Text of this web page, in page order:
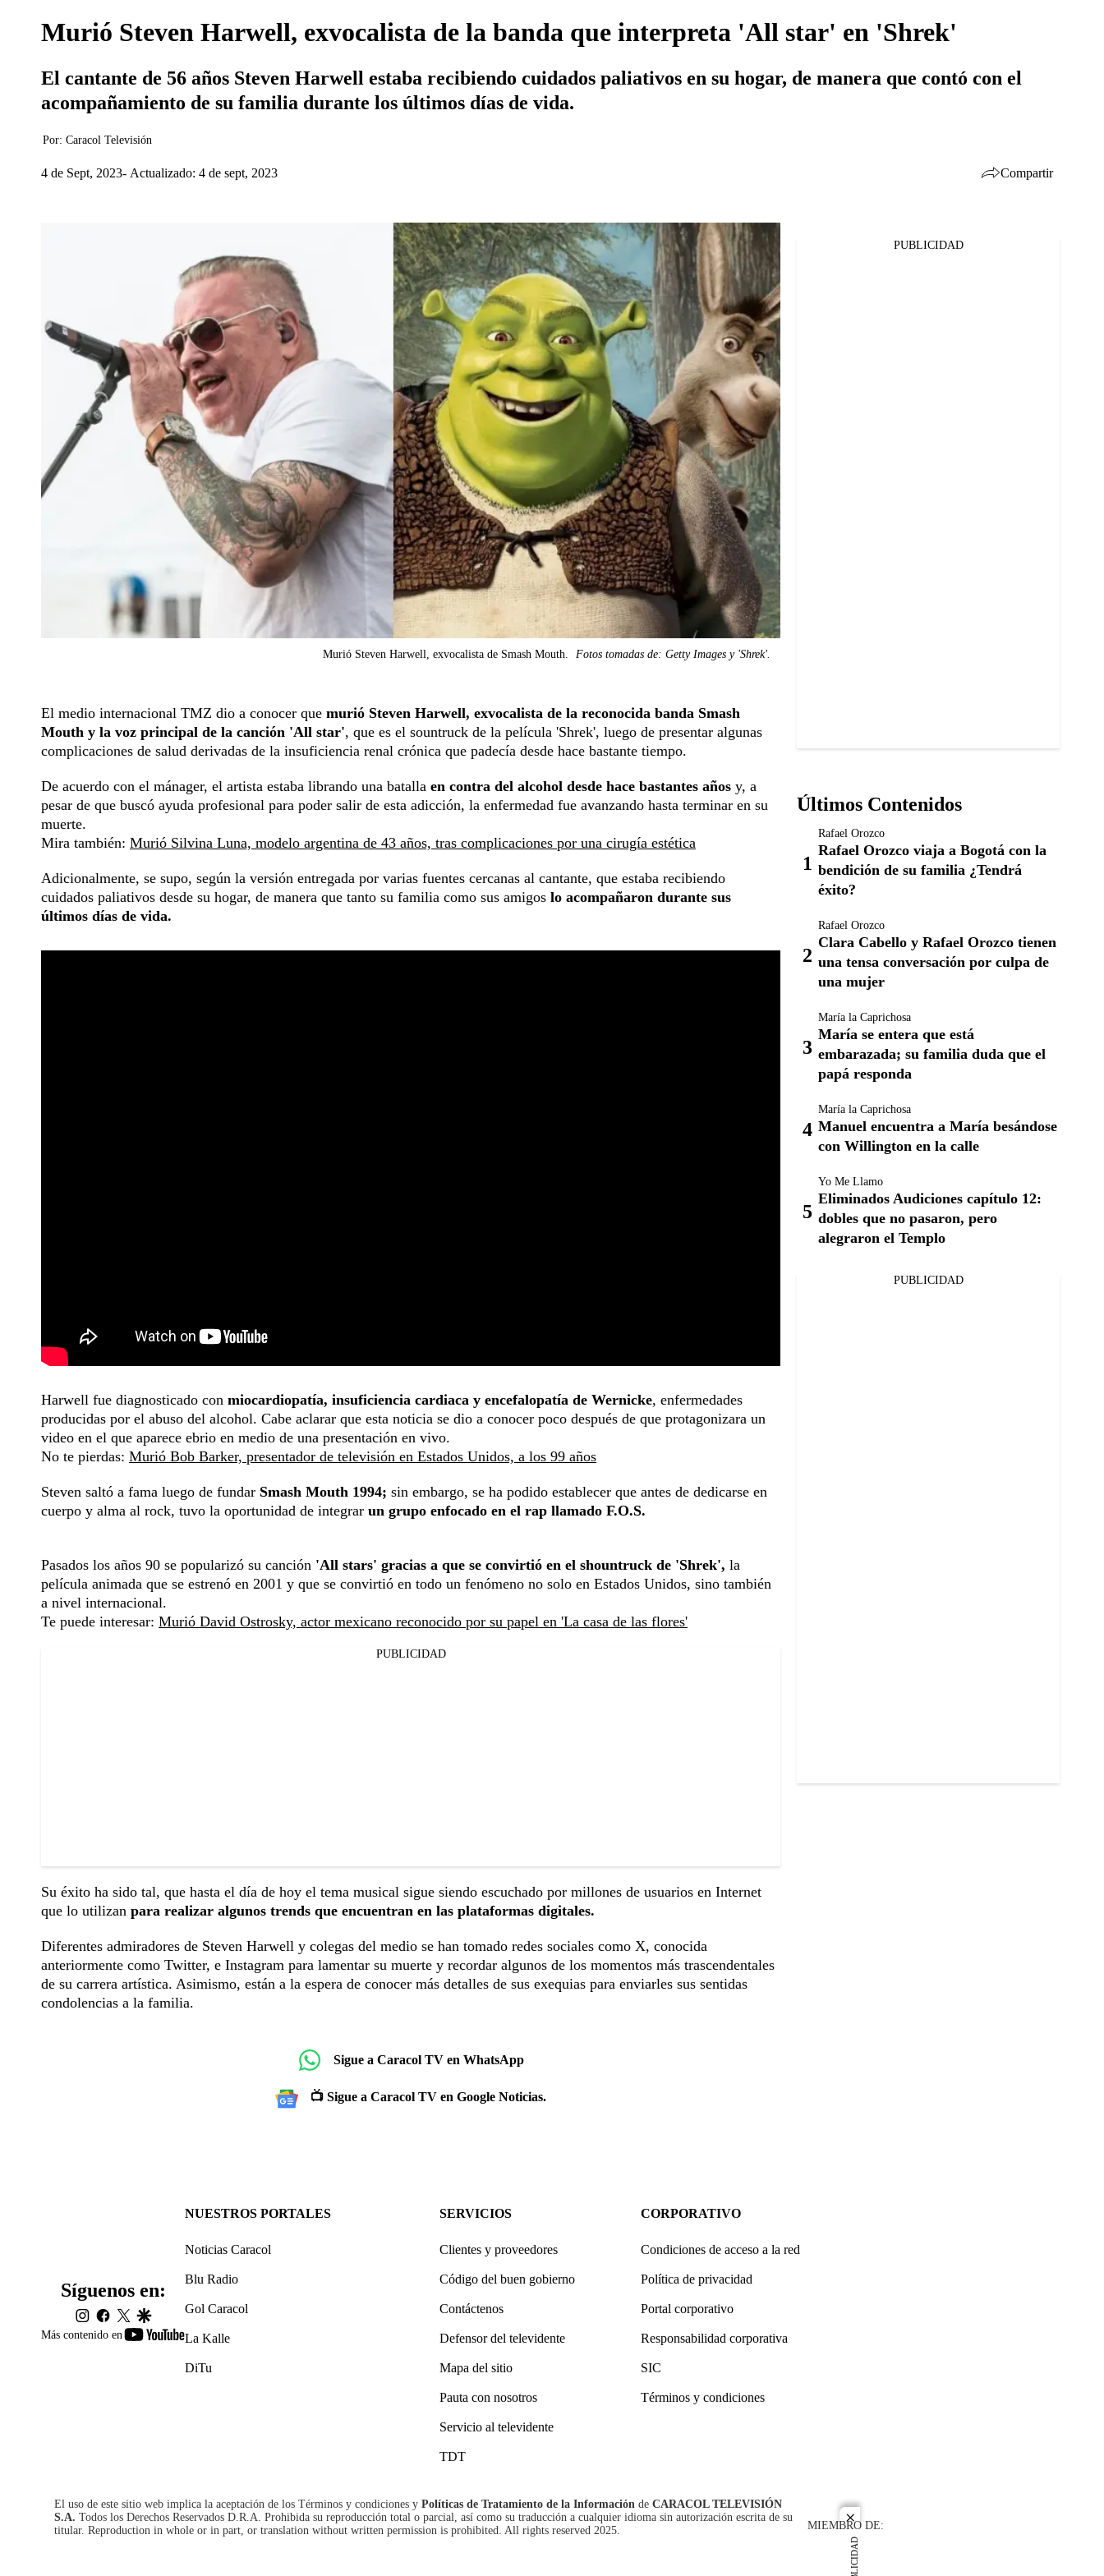
close
PUBLICIDAD
Murió Steven Harwell, exvocalista de la banda que interpreta 'All star' en 'Shrek'
El cantante de 56 años Steven Harwell estaba recibiendo cuidados paliativos en su hogar, de manera que contó con el
acompañamiento de su familia durante los últimos días de vida.
Por: Caracol Televisión
4 de Sept, 2023 Actualizado: 4 de sept, 2023 Compartir
Facebook
Whatsapp
Murió Steven Harwell, exvocalista de Smash Mouth. Fotos tomadas de: Getty Images y 'Shrek'.
El medio internacional TMZ dio a conocer que murió Steven Harwell, exvocalista de la reconocida banda Smash
Mouth y la voz principal de la canción 'All star', que es el sountruck de la película 'Shrek', luego de presentar algunas
complicaciones de salud derivadas de la insuficiencia renal crónica que padecía desde hace bastante tiempo.
De acuerdo con el mánager, el artista estaba librando una batalla en contra del alcohol desde hace bastantes años y, a
pesar de que buscó ayuda profesional para poder salir de esta adicción, la enfermedad fue avanzando hasta terminar en su
muerte.
Mira también: Murió Silvina Luna, modelo argentina de 43 años, tras complicaciones por una cirugía estética
Adicionalmente, se supo, según la versión entregada por varias fuentes cercanas al cantante, que estaba recibiendo
cuidados paliativos desde su hogar, de manera que tanto su familia como sus amigos lo acompañaron durante sus
últimos días de vida.
Harwell fue diagnosticado con miocardiopatía, insuficiencia cardiaca y encefalopatía de Wernicke, enfermedades
producidas por el abuso del alcohol. Cabe aclarar que esta noticia se dio a conocer poco después de que protagonizara un
video en el que aparece ebrio en medio de una presentación en vivo.
No te pierdas: Murió Bob Barker, presentador de televisión en Estados Unidos, a los 99 años
Steven saltó a fama luego de fundar Smash Mouth 1994; sin embargo, se ha podido establecer que antes de dedicarse en
cuerpo y alma al rock, tuvo la oportunidad de integrar un grupo enfocado en el rap llamado F.O.S.
Pasados los años 90 se popularizó su canción 'All stars' gracias a que se convirtió en el shountruck de 'Shrek', la
película animada que se estrenó en 2001 y que se convirtió en todo un fenómeno no solo en Estados Unidos, sino también
a nivel internacional.
Te puede interesar: Murió David Ostrosky, actor mexicano reconocido por su papel en 'La casa de las flores'
PUBLICIDAD
Su éxito ha sido tal, que hasta el día de hoy el tema musical sigue siendo escuchado por millones de usuarios en Internet
que lo utilizan para realizar algunos trends que encuentran en las plataformas digitales.
Diferentes admiradores de Steven Harwell y colegas del medio se han tomado redes sociales como X, conocida
anteriormente como Twitter, e Instagram para lamentar su muerte y recordar algunos de los momentos más trascendentales
de su carrera artística. Asimismo, están a la espera de conocer más detalles de sus exequias para enviarles sus sentidas
condolencias a la familia.
Sigue a Caracol TV en WhatsApp
📺 Sigue a Caracol TV en Google Noticias.
PUBLICIDAD
Últimos Contenidos
Rafael Orozco
Rafael Orozco viaja a Bogotá con la
bendición de su familia ¿Tendrá
éxito?
Rafael Orozco
Clara Cabello y Rafael Orozco tienen
una tensa conversación por culpa de
una mujer
María la Caprichosa
María se entera que está
embarazada; su familia duda que el
papá responda
María la Caprichosa
Manuel encuentra a María besándose
con Willington en la calle
Yo Me Llamo
Eliminados Audiciones capítulo 12:
dobles que no pasaron, pero
alegraron el Templo
PUBLICIDAD
Más contenido en
youtube-
Síguenos en:
instagram
facebook
twittergoogle
NUESTROS PORTALES
Noticias Caracol
Blu Radio
Gol Caracol
La Kalle
DiTu
SERVICIOS
Clientes y proveedores
Código del buen gobierno
Contáctenos
Defensor del televidente
Mapa del sitio
Pauta con nosotros
Servicio al televidente
TDT
CORPORATIVO
Condiciones de acceso a la red
Política de privacidad
Portal corporativo
Responsabilidad corporativa
SIC
Términos y condiciones
El uso de este sitio web implica la aceptación de los Términos y condiciones y Políticas de Tratamiento de la Información de CARACOL TELEVISIÓN
S.A. Todos los Derechos Reservados D.R.A. Prohibida su reproducción total o parcial, así como su traducción a cualquier idioma sin autorización escrita de su
titular. Reproduction in whole or in part, or translation without written permission is prohibited. All rights reserved 2025.
MIEMBRO DE: